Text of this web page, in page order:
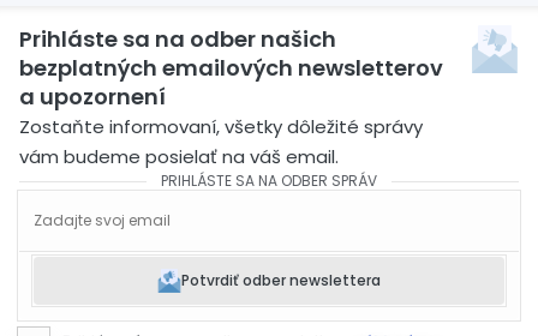
Prihláste sa na odber našich
bezplatných emailových newsletterov
a upozornení
Zostaňte informovaní, všetky dôležité správy
vám budeme posielať na váš email.
PRIHLÁSTE SA NA ODBER SPRÁV
Potvrdiť odber newslettera